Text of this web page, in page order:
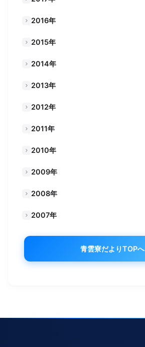
2016年
2015年
2014年
2013年
2012年
2011年
2010年
2009年
2008年
2007年
青雲寮だよりTOPへ